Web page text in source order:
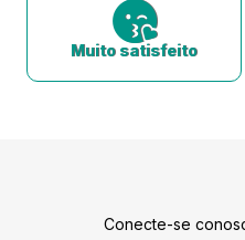
Muito satisfeito
Conecte-se